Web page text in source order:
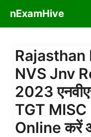
content
nExamHive
Rajasthan
NVS Jnv
2023
TGT MISC
Online करें